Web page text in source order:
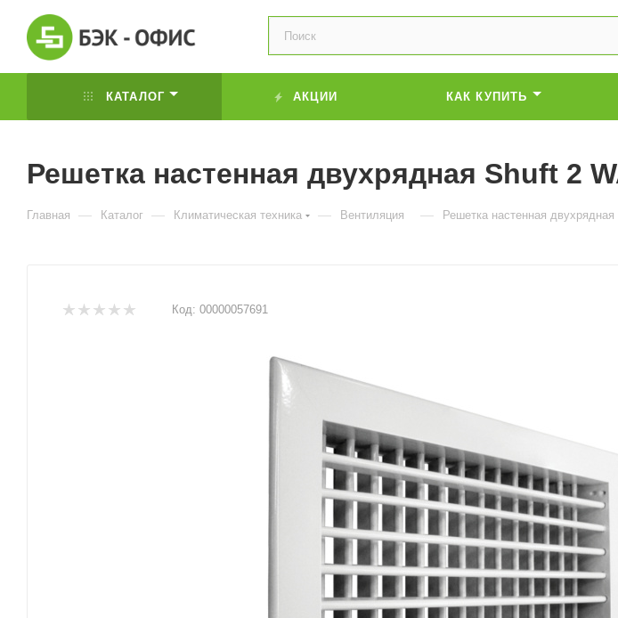
КАТАЛОГ АКЦИИ КАК КУПИТЬ
Решетка настенная двухрядная Shuft 2
Главная — Каталог — Климатическая техника — Вентиляция — Решетка настенная
Код: 00000057691